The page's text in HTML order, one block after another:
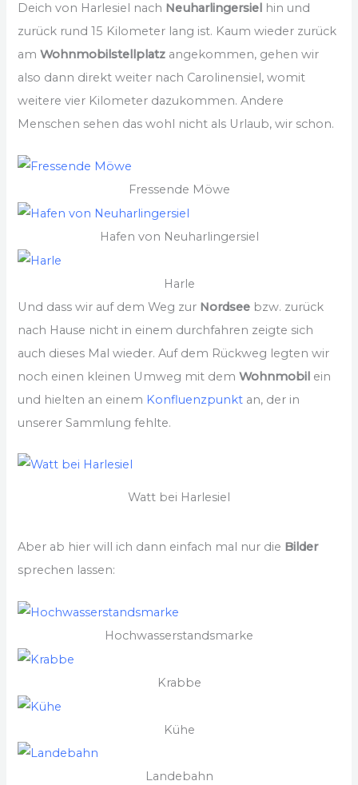
Deich von Harlesiel nach Neuharlingersiel hin und
zurück rund 15 Kilometer lang ist. Kaum wieder zurück
amWohnmobilstellplatz angekommen, gehen wir
also dann direkt weiter nach Carolinensiel, womit
weitere vier Kilometer dazukommen. Andere
Menschen sehen das wohl nicht als Urlaub, wir schon.
Fressende Möwe
Hafen von Neuharlingersiel
Harle
Und dass wir auf dem Weg zur Nordsee bzw. zurück
nach Hause nicht in einem durchfahren zeigte sich
auch dieses Mal wieder. Auf dem Rückweg legten wir
noch einen kleinen Umweg mit demWohnmobil ein
und hielten an einem Konfluenzpunkt an, der in
unserer Sammlung fehlte.
Watt bei Harlesiel
Aber ab hier will ich dann einfach mal nur die Bilder
sprechen lassen:
Hochwasserstandsmarke
Krabbe
Kühe
Landebahn